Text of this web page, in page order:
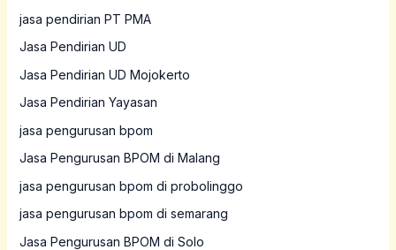
jasa pendirian PT PMA
Jasa Pendirian UD
Jasa Pendirian UD Mojokerto
Jasa Pendirian Yayasan
jasa pengurusan bpom
Jasa Pengurusan BPOM di Malang
jasa pengurusan bpom di probolinggo
jasa pengurusan bpom di semarang
Jasa Pengurusan BPOM di Solo